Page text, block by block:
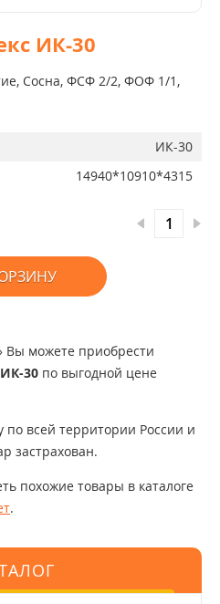
ИК-30
Сосна, ФСФ 2/2, ФОФ 1/1,
ИК-30
14940*10910*4315
Вы можете приобрести
30 по выгодной цене
всей территории России и
застрахован.
похожие товары в каталоге
.